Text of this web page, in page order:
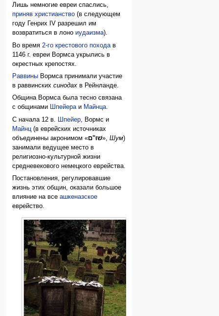
Лишь немногие евреи спаслись,
приняв христианство (в следующем
году Генрих IV разрешил им
возвратиться в лоноиудаизма).
Во время 2-го крестового похода в
1146 г. евреи Вормса укрылись в
окрестных крепостях.
Раввины Вормса принимали участие
в раввинскихсинодах в Рейнланде.
Община Вормса была тесно связана
с общинами Шпейераи Майнца.
С начала 12 в.
Шпейер , Вормс и
Майнц (в еврейских источниках
объединены акронимом «שׁוּ"ם»,Шум)
занимали ведущее место в
религиозно-культурной жизни
средневекового немецкого еврейства.
Постановления, регулировавшие
жизнь этих общин, оказали большое
влияние на всеашкеназское
еврейство.